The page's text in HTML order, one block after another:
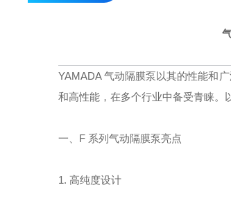
YAMADA 气动隔膜泵以其的性能和
和高性能，在多个行业中备受青睐。
一、F 系列气动隔膜泵亮点
1. 高纯度设计